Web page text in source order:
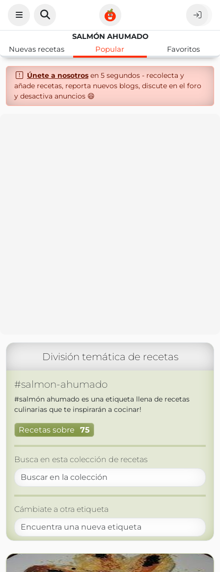
SALMÓN AHUMADO
Nuevas recetas
Popular Favoritos
Únete a nosotrosen 5 segundos - recolecta y
añade recetas, reporta nuevos blogs, discute en el foro
y desactiva anuncios 😄
División temática de recetas
#salmon-ahumado
#salmón ahumado es una etiqueta llena de recetas
culinarias que te inspirarán a cocinar!
Recetas sobre 75
Busca en esta colección de recetas
Cámbiate a otra etiqueta